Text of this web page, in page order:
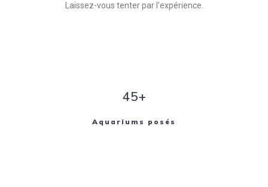
Laissez-vous tenter par l’expérience.
45+
Aquariums posés